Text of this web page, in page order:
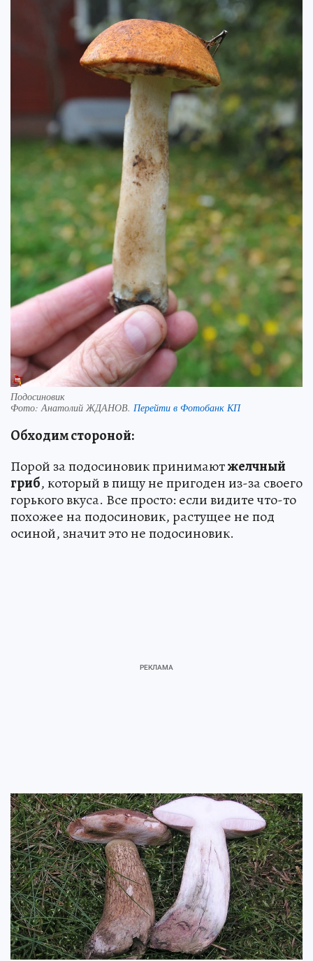
Подосиновик
Фото: Анатолий ЖДАНОВ. Перейти в Фотобанк КП
Обходим стороной:
Порой за подосиновик принимаютжелчный
гриб, который в пищу не пригоден из-за своего
горького вкуса. Все просто: если видите что-то
похожее на подосиновик, растущее не под
осиной, значит это не подосиновик.